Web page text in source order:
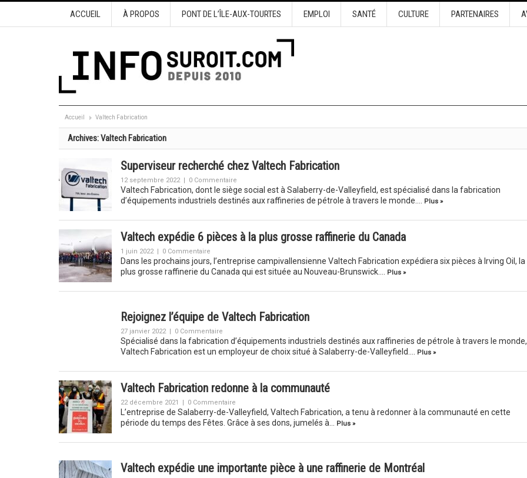
ACCUEIL À PROPOS PONT DE L’ÎLE-AUX-TOURTES EMPLOI SANTÉ CULTURE PARTENAIRES
Accueil Valtech Fabrication
Archives:Valtech Fabrication
Superviseur recherché chez Valtech Fabrication
12 septembre 2022 | 0 Commentaire
Valtech Fabrication, dont le siège social est à Salaberry-de-Valleyfield, est spécialisé dans la fabrication
d’équipements industriels destinés aux raffineries de pétrole à travers le monde….
Plus »
Valtech expédie 6 pièces à la plus grosse raffinerie du Canada
1 juin 2022 | 0 Commentaire
Dans les prochains jours, l’entreprise campivallensienne Valtech Fabrication expédiera six pièces à Irving Oil, la
plus grosse raffinerie du Canada qui est située au Nouveau-Brunswick….
Plus »
Rejoignez l’équipe de Valtech Fabrication
27 janvier 2022 | 0 Commentaire
Spécialisé dans la fabrication d’équipements industriels destinés aux raffineries de pétrole à travers le monde,
Valtech Fabrication est un employeur de choix situé à Salaberry-de-Valleyfield….
Plus »
Valtech Fabrication redonne à la communauté
22 décembre 2021 | 0 Commentaire
L’entreprise de Salaberry-de-Valleyfield, Valtech Fabrication, a tenu à redonner à la communauté en cette
période du temps des Fêtes. Grâce à ses dons, jumelés à…
Plus »
Valtech expédie une importante pièce à une raffinerie de Montréal